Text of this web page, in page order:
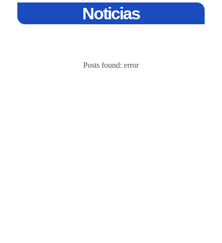
Noticias
Posts found: error